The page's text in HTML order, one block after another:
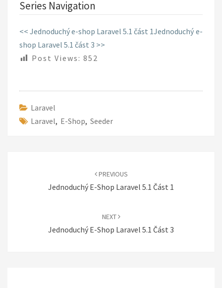
Series Navigation
<< Jednoduchý e-shop Laravel 5.1 část 1Jednoduchý e-
shop Laravel 5.1 část 3 >>
Post Views: 852
Laravel
Laravel, E-Shop, Seeder
PREVIOUS
Jednoduchý E-Shop Laravel 5.1 Část 1
NEXT
Jednoduchý E-Shop Laravel 5.1 Část 3